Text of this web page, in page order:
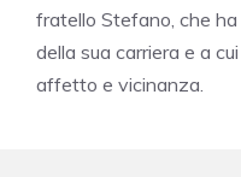
fratello Stefano, che
della sua carriera e a
affetto e vicinanza.